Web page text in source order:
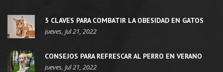
5 CLAVES PARA COMBATIR LA OBESIDAD EN GATOS
jueves, Jul 21, 2022
CONSEJOS PARA REFRESCAR AL PERRO EN VERANO
jueves, Jul 21, 2022